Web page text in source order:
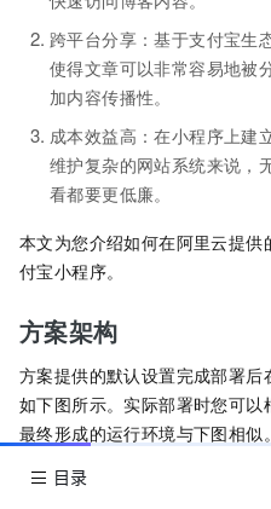
跨平台分享：基于支付宝生
使得文章可以非常容易地被
加内容传播性。
成本效益高：在小程序上建
维护复杂的网站系统来说，
看都要更低廉。
本文为您介绍如何在阿里云提
付宝小程序。
方案架构
方案提供的默认设置完成部署
如下图所示。实际部署时您可
最终形成的运行环境与下图相似。
说明
当前部署架构为单
目录